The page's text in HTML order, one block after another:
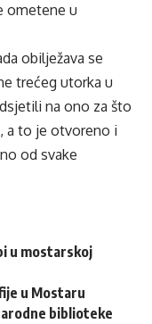
ometene u
obilježava se
trećeg utorka u
na ono za što
a to je otvoreno i
od svake
u mostarskoj
u Mostaru
biblioteke